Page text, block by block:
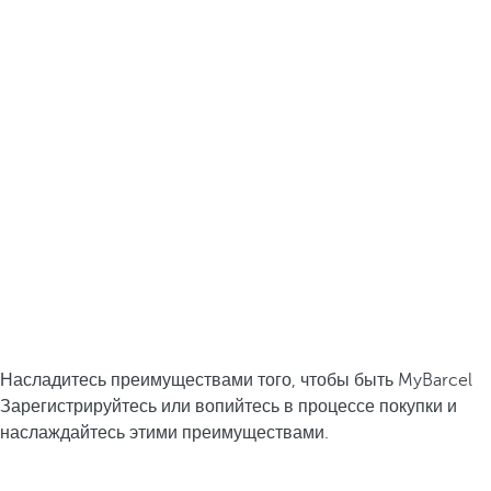
Насладитесь преимуществами того, чтобы быть MyBarcel
Зарегистрируйтесь или вопийтесь в процессе покупки и
наслаждайтесь этими преимуществами.